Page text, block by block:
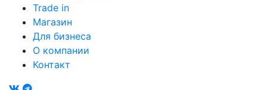
Trade in
Магазин
Для бизнеса
О компании
Контакт